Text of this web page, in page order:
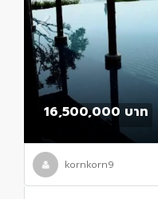
16,500,000 บาท
kornkorn9